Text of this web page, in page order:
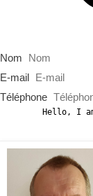
Nom
E-mail
Téléphone
Message
GDPR Agreement*
submitted